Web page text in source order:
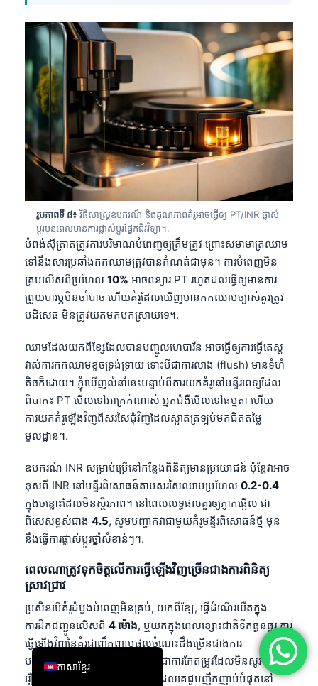
រូបភាពទី ៨៖ វិធីសាស្ត្រឧបករណ៍ និងគុណភាពគំរូអាចធ្វើឲ្យ PT/INR ផ្លាស់
ប្តូរមុនពេលមានការផ្លាស់ប្តូរផ្នែកជីវវិទ្យា។.
បំពង់ស៊ីត្រាតត្រូវការបរិមាណបំពេញឲ្យត្រឹមត្រូវ ព្រោះសមាមាត្រឈាម
ទៅនឹងសារប្រឆាំងកកឈាមត្រូវបានកំណត់ជាមុន។ ការបំពេញមិន
គ្រប់លើសពីប្រហែល 10% អាចពន្យារ PT រហូតដល់ធ្វើឲ្យមានការ
ព្រួយបារម្ភមិនចាំបាច់ ហើយគំរូដែលឃើញមានកកឈាមច្បាស់គួរត្រូវ
បដិសេធ មិនត្រូវយកមកបកស្រាយទេ។.
ឈាមដែលយកពីខ្សែដែលបានបញ្ចូលហេបារីន អាចធ្វើឲ្យការធ្វើតេស្ត
វាស់ការកកឈាមខូចទ្រង់ទ្រាយ ទោះបីជាការលាង (flush) មានទំហំ
តិចក៏ដោយ។ ខ្ញុំឃើញលំនាំនេះបន្ទាប់ពីការយកគំរូនៅមន្ទីរពេទ្យដែល
ពិបាក៖ PT មើលទៅអាក្រក់ណាស់ អ្នកជំងឺមើលទៅធម្មតា ហើយ
ការយកគំរូឡើងវិញពីសរសៃជុំវិញដែលស្អាតត្រឡប់មកជិតតម្លៃ
មូលដ្ឋាន។.
ឧបករណ៍ INR សម្រាប់ប្រើនៅកន្លែងពិនិត្យមានប្រយោជន៍ ប៉ុន្តែវាអាច
ខុសពី INR នៅមន្ទីរពិសោធន៍តាមសរសៃឈាមប្រហែល 0.2-0.4
ក្នុងចន្លោះដែលមិនស្ថិរភាព។ នៅពេលលទ្ធផលគួរឲ្យភ្ញាក់ផ្អើល ជា
ពិសេសខ្ពស់ជាង 4.5, សូមបញ្ជាក់វាជាមួយគំរូមន្ទីរពិសោធន៍ថ្មី មុន
នឹងធ្វើការផ្លាស់ប្តូរថ្នាំសំខាន់ៗ។.
ពេលណាត្រូវទុកចិត្តលើការធ្វើឡើងវិញច្រើនជាងការពិនិត្យ
ស្រាវជ្រាវ
ប្រសិនបើគំរូដំបូងបំពេញមិនគ្រប់, យកពីខ្សែ, ធ្វើដំណើរយឺតក្នុង
ការដឹកជញ្ជូនលើសពី 4 ម៉ោង, ឬយកក្នុងពេលខ្សោះជាតិទឹកធ្ងន់ធ្ងរ ការ
ធ្វើឡើងវិញនៃគំរូជាញឹកញាប់ផ្តល់ចំណេះដឹងច្រើនជាងការ
បញ្ជាទិញតេស្តបន្ថែមជាច្រើន។ នោះជាការកែតម្រូវដែលមិនសូវមាន
រឿងរ៉ាវមួយក្នុងចំណោមការកែតម្រូវដែលគេជួបញឹកញាប់បំផុតនៅ
ភាសាខ្មែរ
English
Deutsch
Français
עִבְרִית
Italiano
Español
Português
Türkçe
Română
简体中文
فارسی
Български
Dansk
Nederlands
हिन्दी
Bahasa Indonesia
Հայերեն
Српски језик
Svenska
Bosanski
Azərbaycan dili
Eesti
日本語
Čeština